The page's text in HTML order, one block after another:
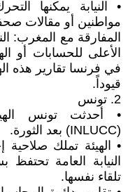
• النيابة يمكنها
مواطنين أو مقالات
المفارقة مع المغرب:
الأعلى للحسابات أو
في فرنسا تقارير هذه
قيوداً.
2. تونس
• أحدثت تونس
(INLUCC) بعد الثورة.
• الهيئة تملك صلاحية
النيابة العامة
تلقاء نفسها.